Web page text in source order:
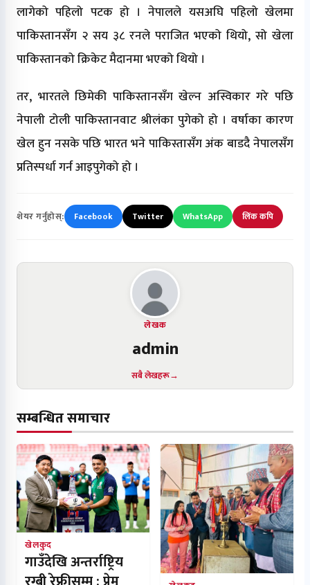
लागेको पहिलो पटक हो । नेपालले यसअघि पहिलो खेलमा
पाकिस्तानसँग २ सय ३८ रनले पराजित भएको थियो, सो खेला
पाकिस्तानको क्रिकेट मैदानमा भएको थियो ।
तर, भारतले छिमेकी पाकिस्तानसँग खेल्न अस्विकार गरे पछि
नेपाली टोली पाकिस्तानवाट श्रीलंका पुगेको हो । वर्षाका कारण
खेल हुन नसके पछि भारत भने पाकिस्तासँग अंक बाडदै नेपालसँग
प्रतिस्पर्धा गर्न आइपुगेको हो ।
शेयर गर्नुहोस्: Facebook Twitter WhatsApp लिंक कपि
लेखक
admin
सबै लेखहरू
सम्बन्धित समाचार
खेलकुद
गाउँदेखि अन्तर्राष्ट्रिय